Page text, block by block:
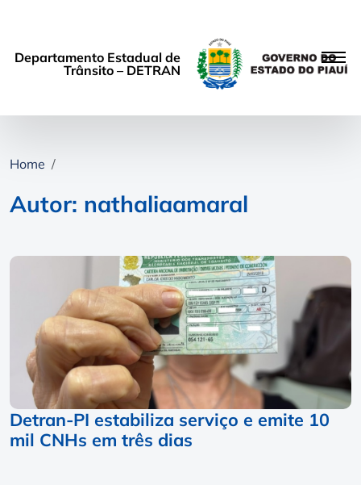
Departamento Estadual de
Trânsito – DETRAN
Home
Autor: nathaliaamaral
Detran-PI estabiliza serviço e emite 10
mil CNHs em três dias